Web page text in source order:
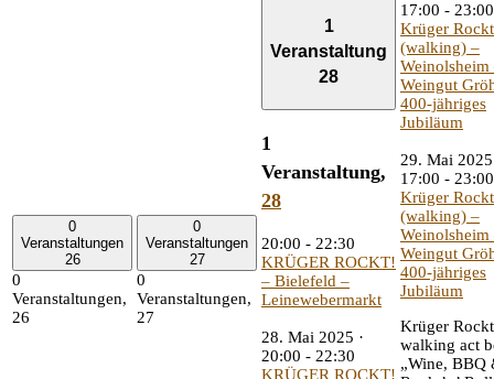
0
Veranstaltungen
26
0
Veranstaltungen,
26
0
Veranstaltungen
27
0
Veranstaltungen,
27
1
Veranstaltung
28
1
Veranstaltung,
28
20:00 - 22:30
KRÜGER ROCKT!
– Bielefeld –
Leinewebermarkt
28. Mai 2025 ·
20:00 - 22:30
KRÜGER ROCKT!
17:00 - 23:00
Krüger
(walking) –
Weinolsheim
Weingut
400-jähriges
Jubiläum
29. Mai 2025
17:00 - 23:00
Krüger
(walking) –
Weinolsheim
Weingut
400-jähriges
Jubiläum
Krüger
walking act
„Wine, BBQ